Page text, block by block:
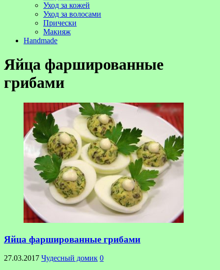
Уход за кожей
Уход за волосами
Прически
Макияж
Handmade
Яйца фаршированные
грибами
Яйца фаршированные грибами
27.03.2017 Чудесный домик 0